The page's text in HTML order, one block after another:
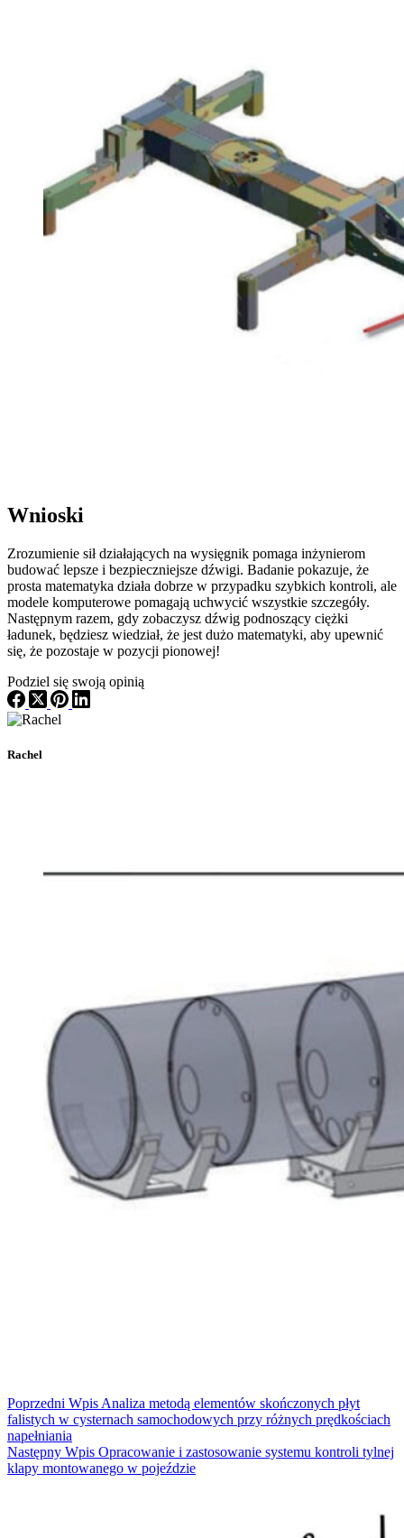
Wnioski
Zrozumienie sił działających na wysięgnik pomaga inżynierom
budować lepsze i bezpieczniejsze dźwigi. Badanie pokazuje, że
prosta matematyka działa dobrze w przypadku szybkich kontroli, ale
modele komputerowe pomagają uchwycić wszystkie szczegóły.
Następnym razem, gdy zobaczysz dźwig podnoszący ciężki
ładunek, będziesz wiedział, że jest dużo matematyki, aby upewnić
się, że pozostaje w pozycji pionowej!
Podziel się swoją opinią
Rachel
Poprzedni Wpis Analiza metodą elementów skończonych płyt
falistych w cysternach samochodowych przy różnych prędkościach
napełniania
Następny Wpis Opracowanie i zastosowanie systemu kontroli tylnej
klapy montowanego w pojeździe